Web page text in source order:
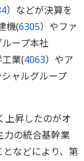
）などが決算を
機(6305）やファ
ープ本社
業(4063）やア
ャルグループ
上昇したのがオ
力の統合基幹業
となどにより、第